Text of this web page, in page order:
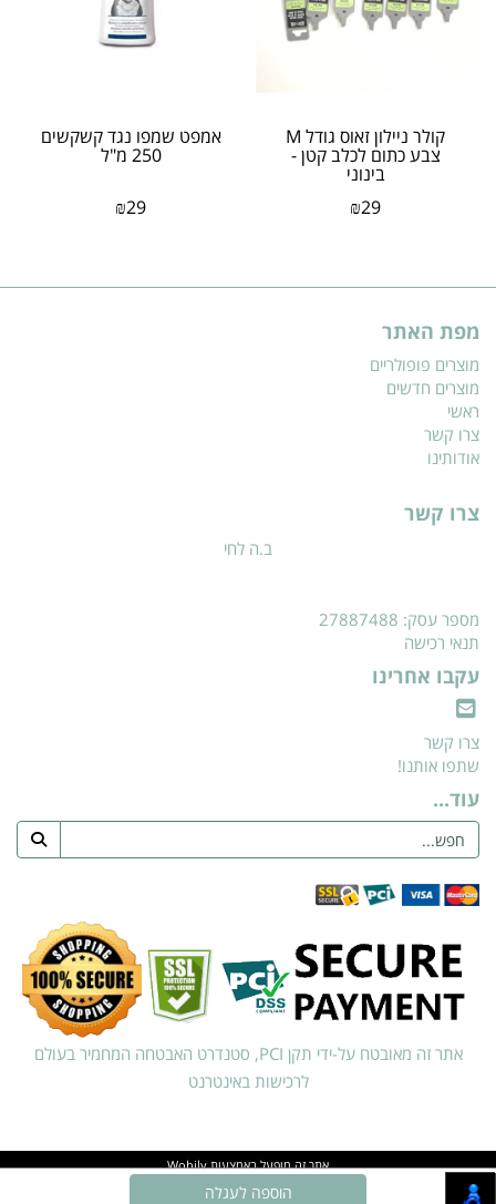
​קולר ניילון זאוס גודל M
צבע כתום לכלב קטן -
בינוני
₪29
אמפט שמפו נגד קשקשים
250 מ"ל
₪29
מפת האתר
מוצרים פופולריים
מוצרים חדשים
ראשי
צרו קשר
אודותינו
צרו קשר
ב.ה לחי
מספר עסק: 27887488
תנאי רכישה
עקבו אחרינו
צרו קשר
שתפו אותנו!
עוד...
אתר זה מאובטח על-ידי תקן PCI, סטנדרט האבטחה המחמיר בעולם
לרכישות באינטרנט
אתר זה מופעל באמצעותWobily